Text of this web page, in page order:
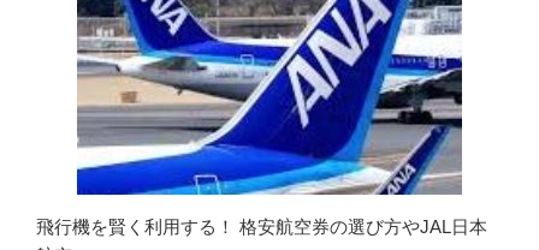
飛行機を賢く利用する！ 格安航空券の選び方やJAL日本